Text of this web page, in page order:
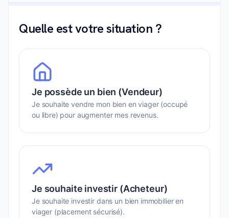
Quelle est votre situation ?
Je possède un bien (Vendeur)
Je souhaite vendre mon bien en viager (occupé
ou libre) pour augmenter mes revenus.
Je souhaite investir (Acheteur)
Je souhaite investir dans un bien immobilier en
viager (placement sécurisé).